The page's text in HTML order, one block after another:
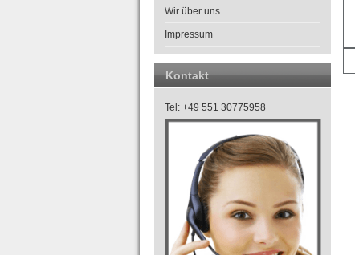
Wir über uns
Impressum
Kontakt
Tel: +49 551 30775958